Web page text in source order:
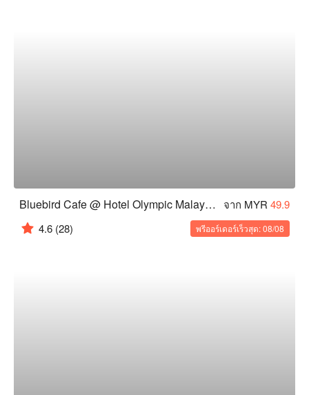
Bluebird Cafe @ Hotel Olympic Malaysia จาก MYR 49.9
4.6 (28) พรีออร์เดอร์เร็วสุด: 08/08